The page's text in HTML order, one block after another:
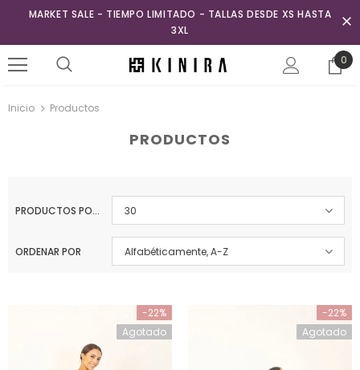
MARKET SALE - TIEMPO LIMITADO - TALLAS DESDE XS HASTA
3XL
0
Inicio Productos
PRODUCTOS
PRODUCTOS POR PÁGINA 30
ORDENAR POR Alfabéticamente, A-Z
-22%
Agotado
-22%
Agotado